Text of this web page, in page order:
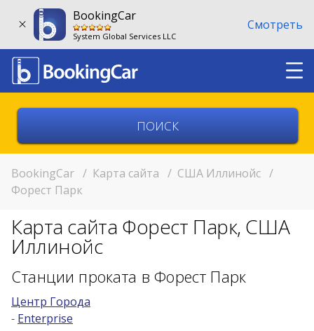
BookingCar
System Global Services LLC
Смотреть
Выберите город
Возврат в другом месте?
11:00
BookingCar / Карта сайта / США Иллинойс /
Форест Парк
Карта сайта Форест Парк, США
Иллинойс
Станции проката в Форест Парк
Центр Города
- Enterprise